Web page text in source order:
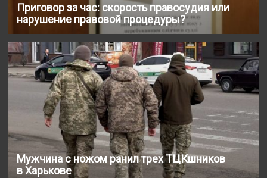
Приговор за час: скорость правосудия или
нарушение правовой процедуры?
Мужчина с ножом ранил трех ТЦКшников
в Харькове